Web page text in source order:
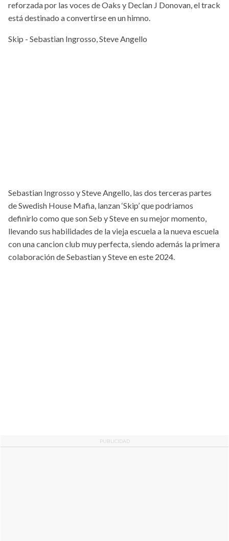
reforzada por las voces de Oaks y Declan J Donovan, el track
está destinado a convertirse en un himno.
Skip - Sebastian Ingrosso, Steve Angello
Sebastian Ingrosso y Steve Angello, las dos terceras partes
de Swedish House Mafia, lanzan ‘Skip’ que podriamos
definirlo como que son Seb y Steve en su mejor momento,
llevando sus habilidades de la vieja escuela a la nueva escuela
con una cancion club muy perfecta, siendo además la primera
colaboración de Sebastian y Steve en este 2024.
PUBLICIDAD